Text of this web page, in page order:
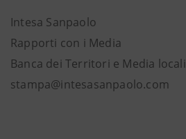
Intesa Sanpaolo
Rapporti con i Media
Banca dei Territori e Media locali
stampa@intesasanpaolo.com